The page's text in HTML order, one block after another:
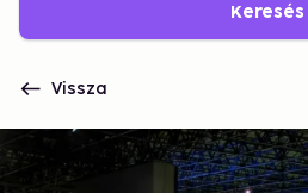
Keresés
Vissza